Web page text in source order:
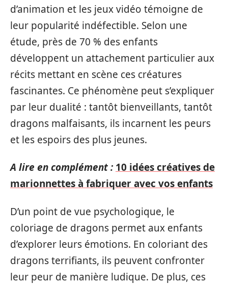
d’animation et les jeux vidéo témoigne de
leur popularité indéfectible. Selon une
étude, près de 70 % des enfants
développent un attachement particulier aux
récits mettant en scène ces créatures
fascinantes. Ce phénomène peut s’expliquer
par leur dualité : tantôt bienveillants, tantôt
dragons malfaisants, ils incarnent les peurs
et les espoirs des plus jeunes.
A lire en complément : 10 idées créatives de
marionnettes à fabriquer avec vos enfants
D’un point de vue psychologique, le
coloriage de dragons permet aux enfants
d’explorer leurs émotions. En coloriant des
dragons terrifiants, ils peuvent confronter
leur peur de manière ludique. De plus, ces